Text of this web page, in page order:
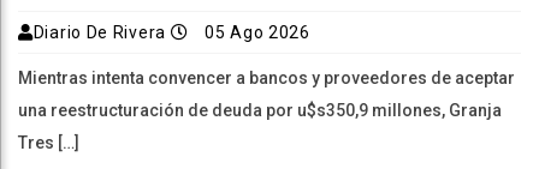
Diario De Rivera 05 Ago 2026
Mientras intenta convencer a bancos y proveedores de aceptar
una reestructuración de deuda por u$s350,9 millones, Granja
Tres […]